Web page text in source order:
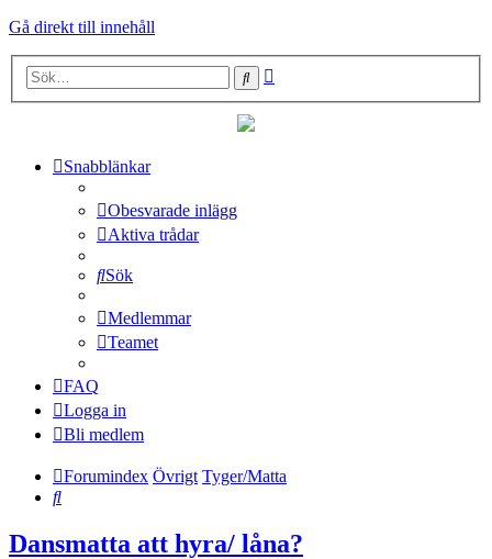
Gå direkt till innehåll
Sök
Snabblänkar
Obesvarade inlägg
Aktiva trådar
Sök
Medlemmar
Teamet
FAQ
Logga in
Bli medlem
Forumindex Övrigt Tyger/Matta
Sök
Dansmatta att hyra/ låna?